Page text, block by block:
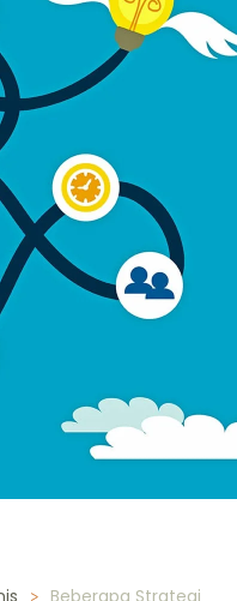
Beberapa Strategi